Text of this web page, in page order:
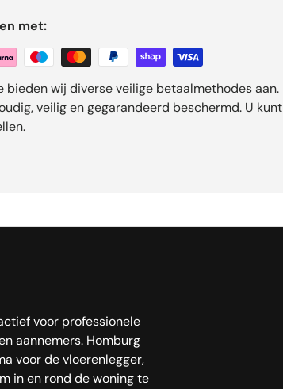
met:
bieden wij diverse veilige betaalmethodes aan.
veilig en gegarandeerd beschermd. U kunt
voor professionele
aannemers. Homburg
voor de vloerenlegger,
in en rond de woning te